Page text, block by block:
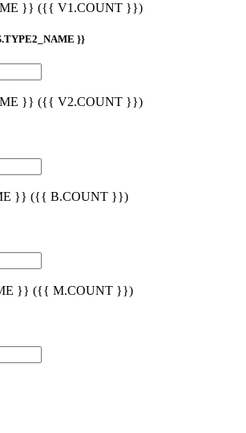
}} ({{ V1.COUNT }})
}}
}} ({{ V2.COUNT }})
}} ({{ B.COUNT }})
}} ({{ M.COUNT }})